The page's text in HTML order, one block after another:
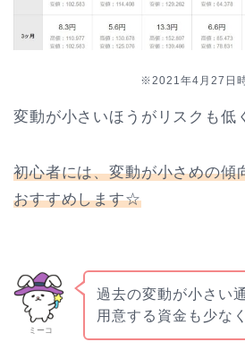
※2021年4月27日
変動が小さいほうがリスクも低
初心者には、変動が小さめの傾
おすすめします☆
ミーコ
過去の変動が小さい
用意する資金も少な